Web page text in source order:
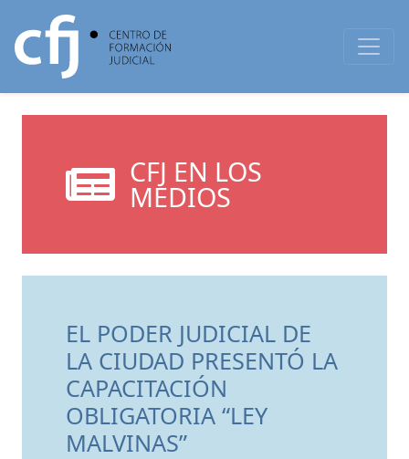
CFJ EN LOS
MEDIOS
EL PODER JUDICIAL DE
LA CIUDAD PRESENTÓ LA
CAPACITACIÓN
OBLIGATORIA “LEY
MALVINAS”